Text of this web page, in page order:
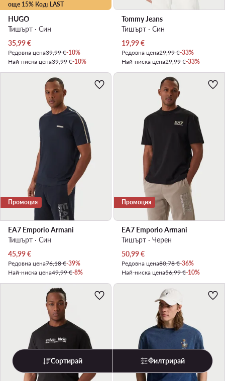
още 15% Код: LAST
HUGO
Тишърт · Син
Актуална цена
35,99€
Редовна цена39,99 €-10%
Най-ниска цена39,99 €-10%
Tommy Jeans
Тишърт · Син
Актуална цена
19,99€
Редовна цена29,99 €-33%
Най-ниска цена29,99 €-33%
Промоция
EA7 Emporio Armani
Тишърт · Син
Актуална цена
45,99€
Редовна цена76,18 €-39%
Най-ниска цена49,99 €-8%
Промоция
EA7 Emporio Armani
Тишърт · Черен
Актуална цена
50,99€
Редовна цена80,78 €-36%
Най-ниска цена56,99 €-10%
Сортирай Филтрирай